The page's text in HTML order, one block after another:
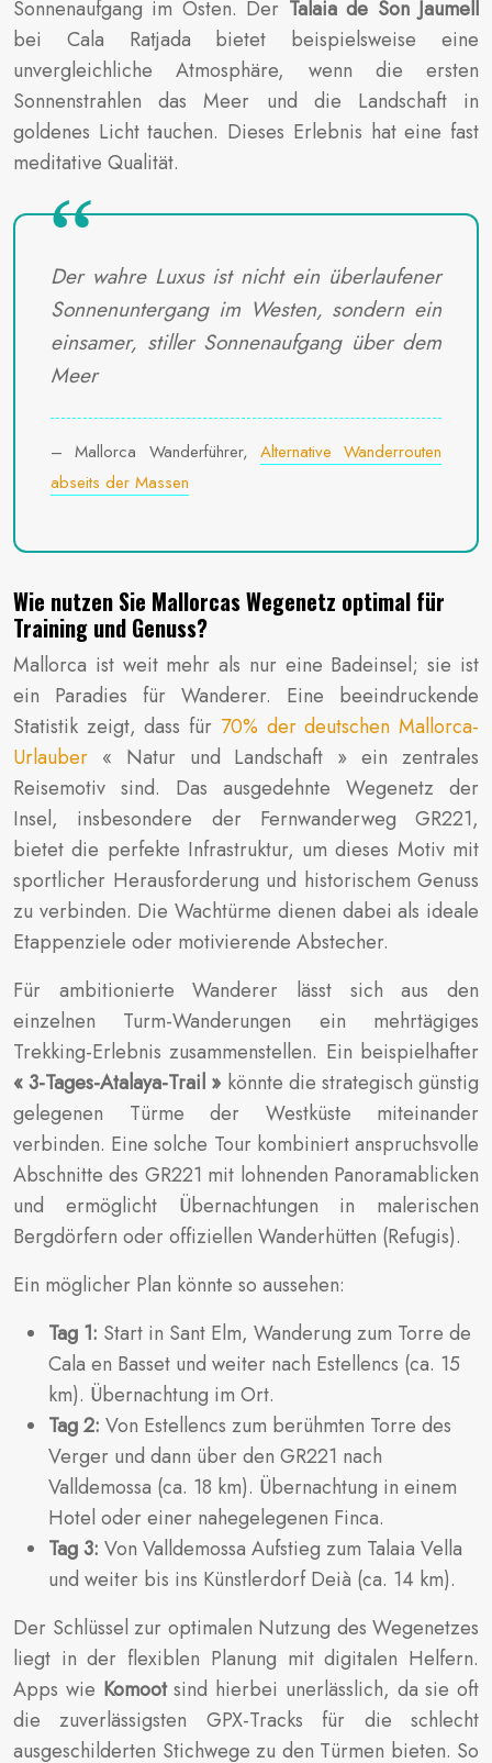
Sonnenaufgang im Osten. Der Talaia de Son Jaumell
bei Cala Ratjada bietet beispielsweise eine
unvergleichliche Atmosphäre, wenn die ersten
Sonnenstrahlen das Meer und die Landschaft in
goldenes Licht tauchen. Dieses Erlebnis hat eine fast
meditative Qualität.
Der wahre Luxus ist nicht ein überlaufener
Sonnenuntergang im Westen, sondern ein
einsamer, stiller Sonnenaufgang über dem
Meer
– Mallorca Wanderführer, Alternative Wanderrouten
abseits der Massen
Wie nutzen Sie Mallorcas Wegenetz optimal für
Training und Genuss?
Mallorca ist weit mehr als nur eine Badeinsel; sie ist
ein Paradies für Wanderer. Eine beeindruckende
Statistik zeigt, dass für 70% der deutschen Mallorca-
Urlauber « Natur und Landschaft » ein zentrales
Reisemotiv sind. Das ausgedehnte Wegenetz der
Insel, insbesondere der Fernwanderweg GR221,
bietet die perfekte Infrastruktur, um dieses Motiv mit
sportlicher Herausforderung und historischem Genuss
zu verbinden. Die Wachtürme dienen dabei als ideale
Etappenziele oder motivierende Abstecher.
Für ambitionierte Wanderer lässt sich aus den
einzelnen Turm-Wanderungen ein mehrtägiges
Trekking-Erlebnis zusammenstellen. Ein beispielhafter
« 3-Tages-Atalaya-Trail » könnte die strategisch günstig
gelegenen Türme der Westküste miteinander
verbinden. Eine solche Tour kombiniert anspruchsvolle
Abschnitte des GR221 mit lohnenden Panoramablicken
und ermöglicht Übernachtungen in malerischen
Bergdörfern oder offiziellen Wanderhütten (Refugis).
Ein möglicher Plan könnte so aussehen:
Tag 1: Start in Sant Elm, Wanderung zum Torre de
Cala en Basset und weiter nach Estellencs (ca. 15
km). Übernachtung im Ort.
Tag 2: Von Estellencs zum berühmten Torre des
Verger und dann über den GR221 nach
Valldemossa (ca. 18 km). Übernachtung in einem
Hotel oder einer nahegelegenen Finca.
Tag 3: Von Valldemossa Aufstieg zum Talaia Vella
und weiter bis ins Künstlerdorf Deià (ca. 14 km).
Der Schlüssel zur optimalen Nutzung des Wegenetzes
liegt in der flexiblen Planung mit digitalen Helfern.
Apps wie Komootsind hierbei unerlässlich, da sie oft
die zuverlässigsten GPX-Tracks für die schlecht
ausgeschilderten Stichwege zu den Türmen bieten. So